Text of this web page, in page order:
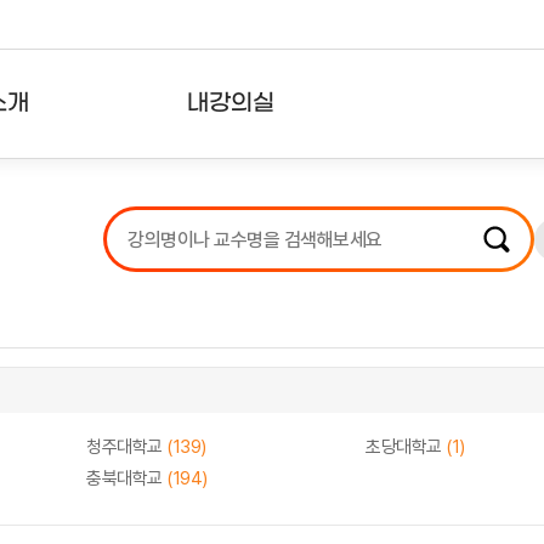
내강의실
강의리스트
수강확인증강의
청주대학교 (139) 초당대학교 (1)
충북대학교 (194)